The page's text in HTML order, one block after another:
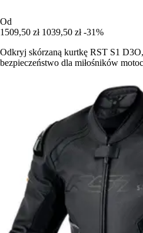
Od
1509,50 zł 1039,50 zł -31%
Odkryj skórzaną kurtkę RST S1
bezpieczeństwo dla miłośników